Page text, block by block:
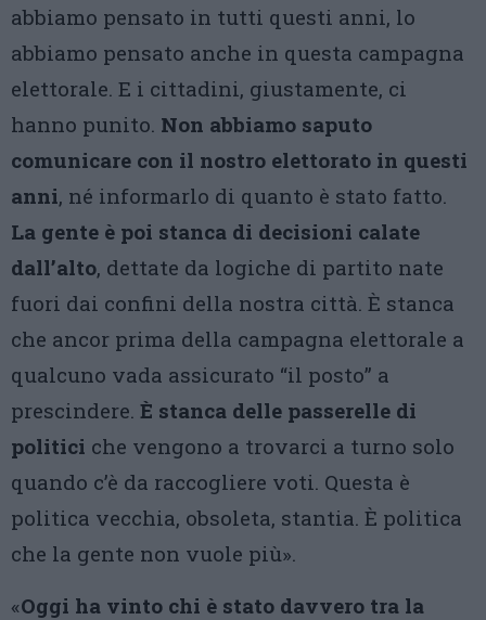
abbiamo pensato in tutti questi anni, lo
abbiamo pensato anche in questa campagna
elettorale. E i cittadini, giustamente, ci
hanno punito. Non abbiamo saputo
comunicare con il nostro elettorato in questi
anni, né informarlo di quanto è stato fatto.
La gente è poi stanca di decisioni calate
dall’alto, dettate da logiche di partito nate
fuori dai confini della nostra città. È stanca
che ancor prima della campagna elettorale a
qualcuno vada assicurato “il posto” a
prescindere. È stanca delle passerelle di
politici che vengono a trovarci a turno solo
quando c’è da raccogliere voti. Questa è
politica vecchia, obsoleta, stantia. È politica
che la gente non vuole più».
«Oggi ha vinto chi è stato davvero tra la